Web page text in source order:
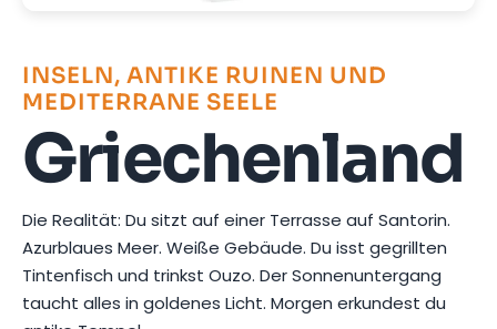
INSELN, ANTIKE RUINEN UND
MEDITERRANE SEELE
Griechenland
Die Realität: Du sitzt auf einer Terrasse auf Santorin.
Azurblaues Meer. Weiße Gebäude. Du isst gegrillten
Tintenfisch und trinkst Ouzo. Der Sonnenuntergang
taucht alles in goldenes Licht. Morgen erkundest du